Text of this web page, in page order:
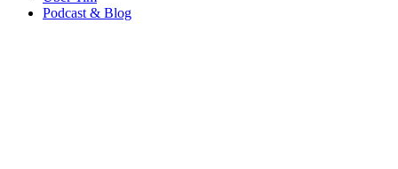
Podcast & Blog